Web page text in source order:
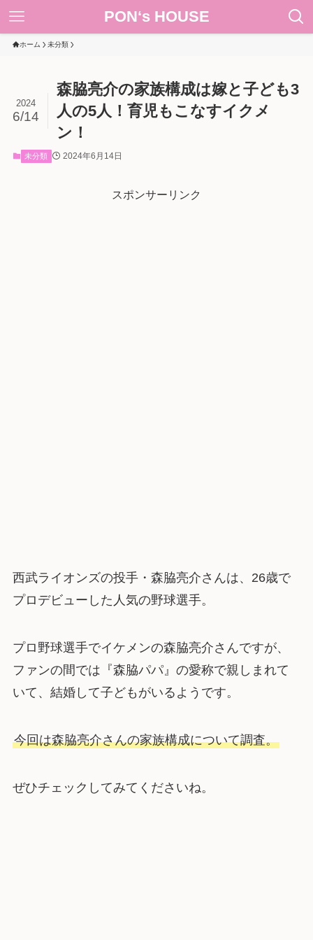
PON‘s HOUSE
ホーム 未分類
森脇亮介の家族構成は嫁と子ども3
人の5人！育児もこなすイクメ
ン！
2024
6/14
未分類 2024年6月14日
スポンサーリンク
西武ライオンズの投手・森脇亮介さんは、26歳で
プロデビューした人気の野球選手。
プロ野球選手でイケメンの森脇亮介さんですが、
ファンの間では『森脇パパ』の愛称で親しまれて
いて、結婚して子どもがいるようです。
今回は森脇亮介さんの家族構成について調査。
ぜひチェックしてみてくださいね。